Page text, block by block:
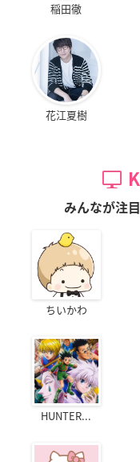
稲田徹
花江夏樹
みんなが注
ちいかわ
HUNTER...